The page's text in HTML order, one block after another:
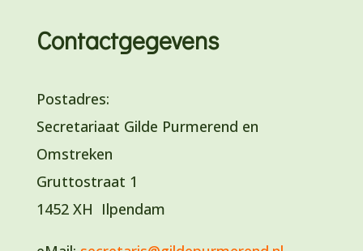
Contactgegevens
Postadres:
Secretariaat Gilde Purmerend en
Omstreken
Gruttostraat 1
1452 XH Ilpendam